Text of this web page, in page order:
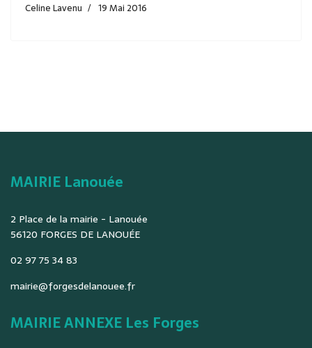
Celine Lavenu 19 Mai 2016
MAIRIE Lanouée
2 Place de la mairie - Lanouée
56120 FORGES DE LANOUÉE
02 97 75 34 83
mairie@forgesdelanouee.fr
MAIRIE ANNEXE Les Forges